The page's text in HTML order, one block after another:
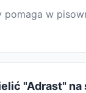
pomaga w
"Adrast" na